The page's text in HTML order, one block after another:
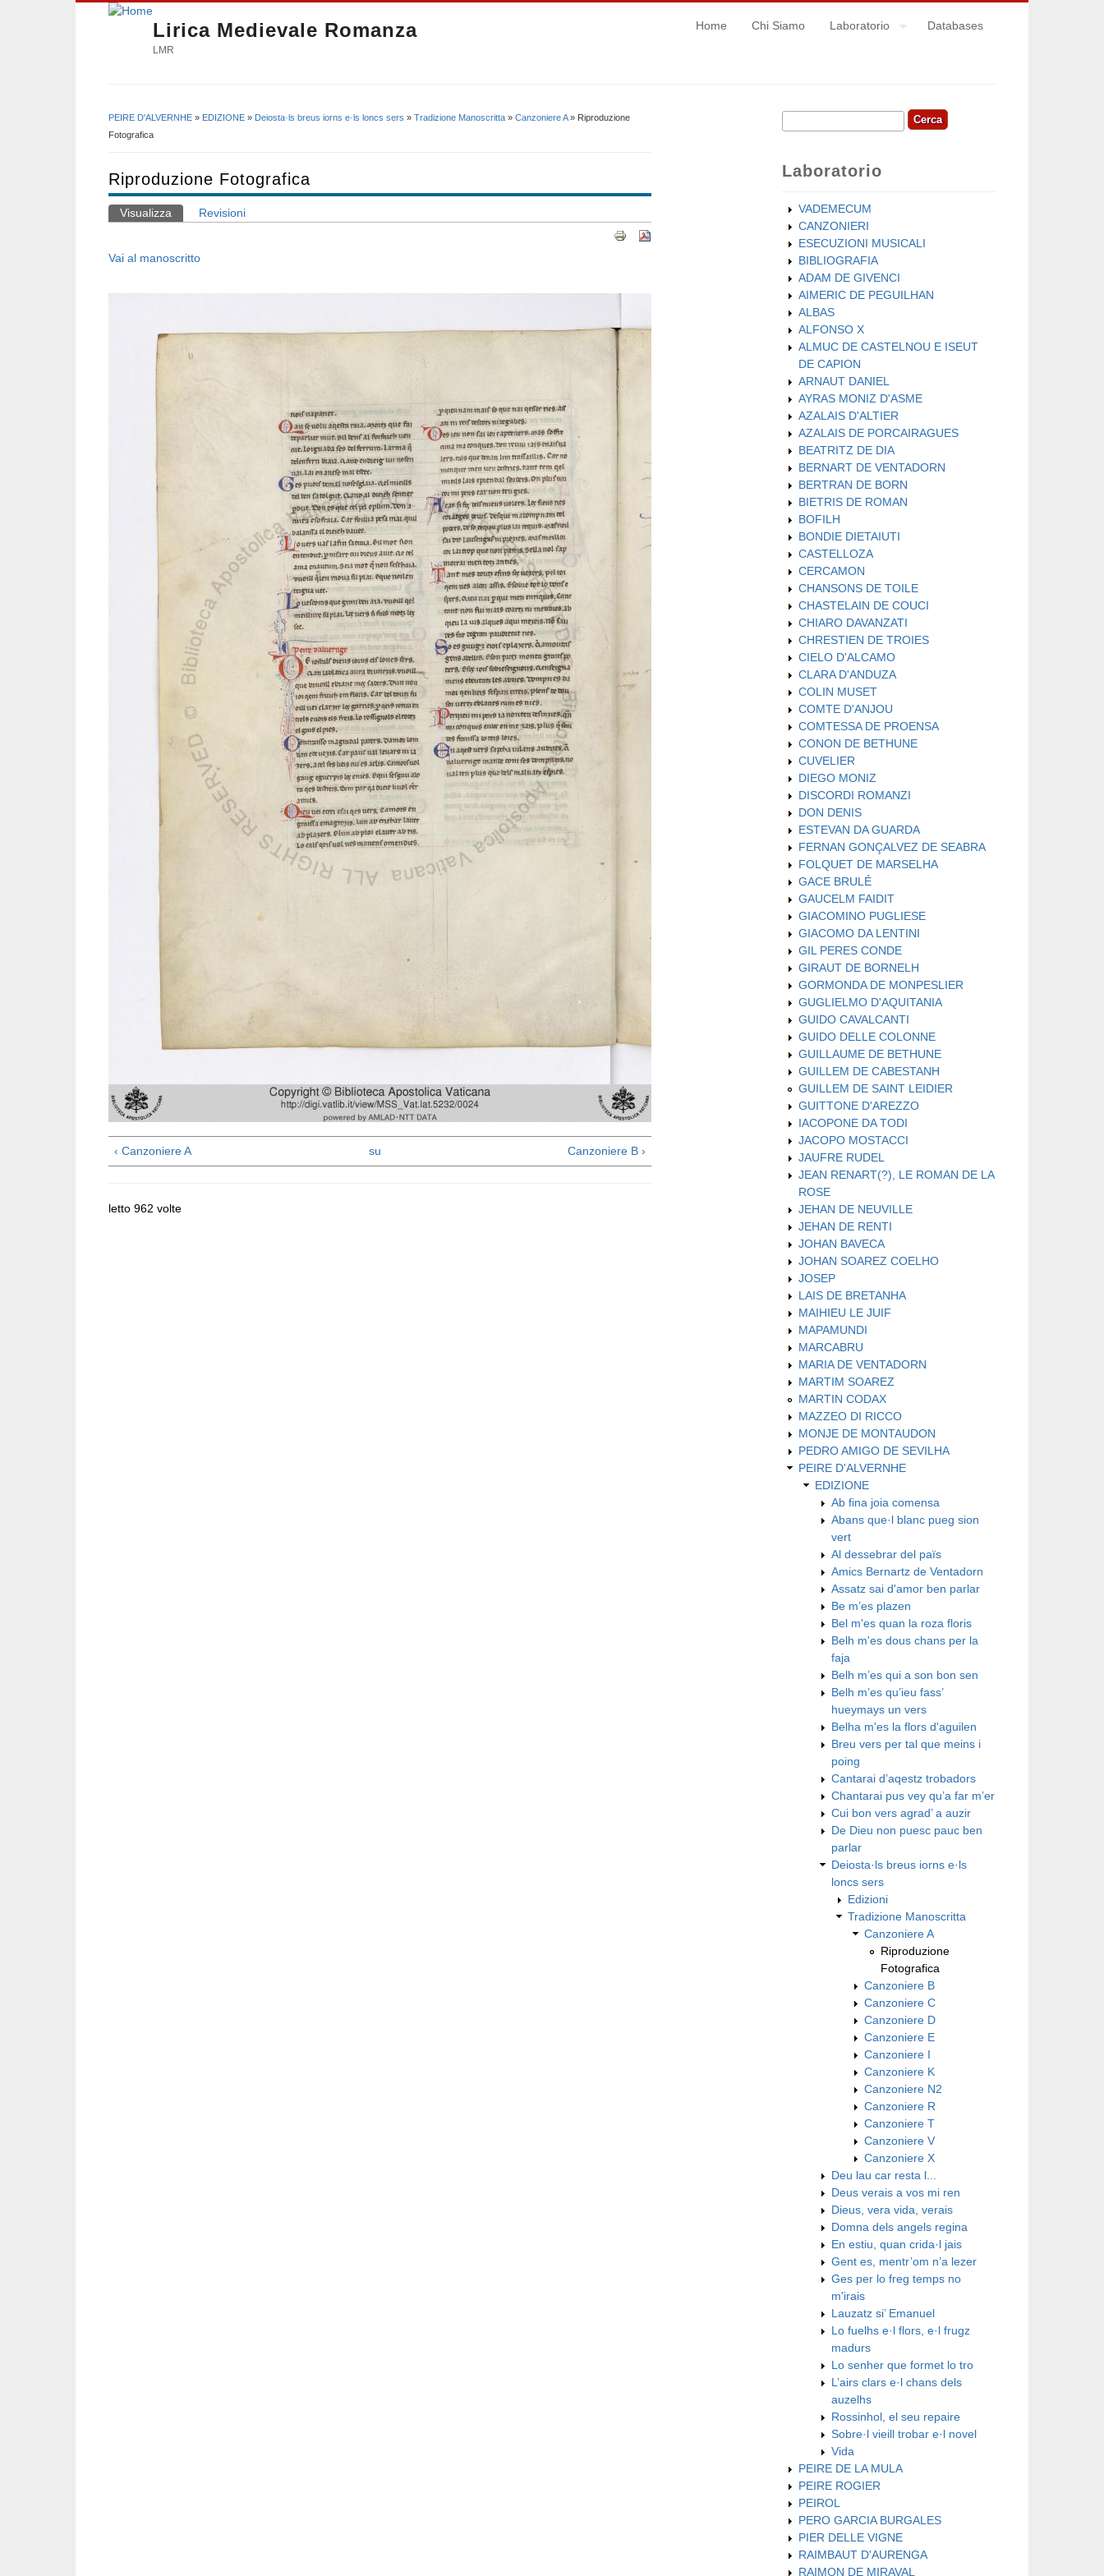
Lirica Medievale Romanza
LMR
Home Chi Siamo Laboratorio Databases
Tu sei qui
PEIRE D'ALVERNHE » EDIZIONE » Deiosta·ls breus iorns e·ls loncs sers » Tradizione Manoscritta » Canzoniere A» Riproduzione
Fotografica
Riproduzione Fotografica
Schede primarie
Visualizza (scheda attiva)
Revisioni
Vai al manoscritto
‹ Canzoniere A su Canzoniere B ›
letto 962 volte
Form di ricerca
Cerca
Laboratorio
VADEMECUM
CANZONIERI
ESECUZIONI MUSICALI
BIBLIOGRAFIA
ADAM DE GIVENCI
AIMERIC DE PEGUILHAN
ALBAS
ALFONSO X
ALMUC DE CASTELNOU E ISEUT
DE CAPION
ARNAUT DANIEL
AYRAS MONIZ D'ASME
AZALAIS D'ALTIER
AZALAIS DE PORCAIRAGUES
BEATRITZ DE DIA
BERNART DE VENTADORN
BERTRAN DE BORN
BIETRIS DE ROMAN
BOFILH
BONDIE DIETAIUTI
CASTELLOZA
CERCAMON
CHANSONS DE TOILE
CHASTELAIN DE COUCI
CHIARO DAVANZATI
CHRESTIEN DE TROIES
CIELO D'ALCAMO
CLARA D'ANDUZA
COLIN MUSET
COMTE D'ANJOU
COMTESSA DE PROENSA
CONON DE BETHUNE
CUVELIER
DIEGO MONIZ
DISCORDI ROMANZI
DON DENIS
ESTEVAN DA GUARDA
FERNAN GONÇALVEZ DE SEABRA
FOLQUET DE MARSELHA
GACE BRULÉ
GAUCELM FAIDIT
GIACOMINO PUGLIESE
GIACOMO DA LENTINI
GIL PERES CONDE
GIRAUT DE BORNELH
GORMONDA DE MONPESLIER
GUGLIELMO D'AQUITANIA
GUIDO CAVALCANTI
GUIDO DELLE COLONNE
GUILLAUME DE BETHUNE
GUILLEM DE CABESTANH
GUILLEM DE SAINT LEIDIER
GUITTONE D'AREZZO
IACOPONE DA TODI
JACOPO MOSTACCI
JAUFRE RUDEL
JEAN RENART(?), LE ROMAN DE LA
ROSE
JEHAN DE NEUVILLE
JEHAN DE RENTI
JOHAN BAVECA
JOHAN SOAREZ COELHO
JOSEP
LAIS DE BRETANHA
MAIHIEU LE JUIF
MAPAMUNDI
MARCABRU
MARIA DE VENTADORN
MARTIM SOAREZ
MARTIN CODAX
MAZZEO DI RICCO
MONJE DE MONTAUDON
PEDRO AMIGO DE SEVILHA
PEIRE D'ALVERNHE
EDIZIONE
Ab fina joia comensa
Abans que·l blanc pueg sion
vert
Al dessebrar del païs
Amics Bernartz de Ventadorn
Assatz sai d'amor ben parlar
Be m’es plazen
Bel m'es quan la roza floris
Belh m'es dous chans per la
faja
Belh m’es qui a son bon sen
Belh m’es qu’ieu fass’
hueymays un vers
Belha m'es la flors d'aguilen
Breu vers per tal que meins i
poing
Cantarai d’aqestz trobadors
Chantarai pus vey qu’a far m’er
Cui bon vers agrad’ a auzir
De Dieu non puesc pauc ben
parlar
Deiosta·ls breus iorns e·ls
loncs sers
Edizioni
Tradizione Manoscritta
Canzoniere A
Riproduzione
Fotografica
Canzoniere B
Canzoniere C
Canzoniere D
Canzoniere E
Canzoniere I
Canzoniere K
Canzoniere N2
Canzoniere R
Canzoniere T
Canzoniere V
Canzoniere X
Deu lau car resta l...
Deus verais a vos mi ren
Dieus, vera vida, verais
Domna dels angels regina
En estiu, quan crida·l jais
Gent es, mentr’om n’a lezer
Ges per lo freg temps no
m'irais
Lauzatz si’ Emanuel
Lo fuelhs e·l flors, e·l frugz
madurs
Lo senher que formet lo tro
L’airs clars e·l chans dels
auzelhs
Rossinhol, el seu repaire
Sobre·l vieill trobar e·l novel
Vida
PEIRE DE LA MULA
PEIRE ROGIER
PEIROL
PERO GARCIA BURGALES
PIER DELLE VIGNE
RAIMBAUT D'AURENGA
RAIMON DE MIRAVAL